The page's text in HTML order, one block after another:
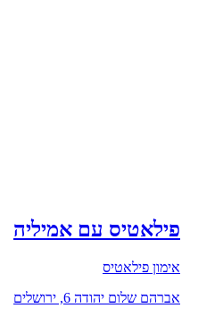
פילאטיס עם אמיליה
אימון פילאטיס
אברהם שלום יהודה 6, ירושלים